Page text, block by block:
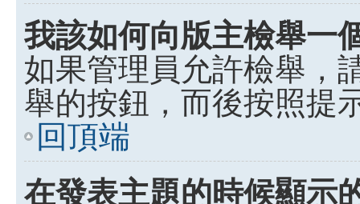
我該如何向版主檢舉一
如果管理員允許檢舉，
舉的按鈕，而後按照提
回頂端
在發表主題的時候顯示